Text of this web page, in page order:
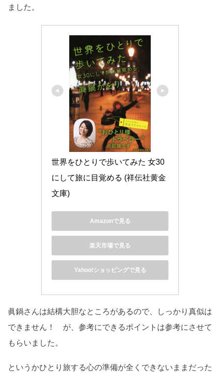
ました。
世界をひとりで歩いてみた 女30
にして旅に目覚める (祥伝社黄金
文庫)
Amazonで見る
楽天市場で見る
Yahoo!ショッピングで見る
眞鍋さんは結構大胆なところがあるので、しっかり真似は
できません！ が、参考にできるポイントは参考にさせて
もらいました。
というかひとり旅する心の準備が全くできないままだった